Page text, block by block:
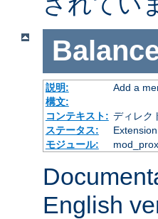
説明:
Add a
構文:
コンテキスト: ディレク
ステータス:
Extension
モジュール:
English